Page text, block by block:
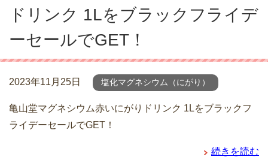
ドリンク 1Lをブラックフライデ
ーセールでGET！
2023年11月25日 塩化マグネシウム（にがり）
亀山堂マグネシウム赤いにがりドリンク 1Lをブラックフ
ライデーセールでGET！
続きを読む